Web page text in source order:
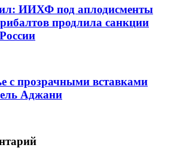
ИИХФ под аплодисменты
продлила санкции
с прозрачными вставками
Аджани